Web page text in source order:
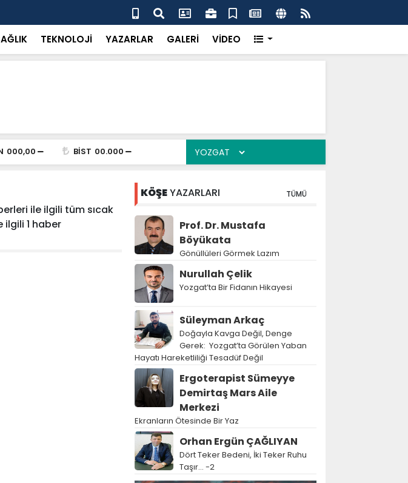
“Küçük bir dikkatsizlik büyük felakete dönüşebilir”
TEKNOLOJİ YAZARLAR GALERİ VİDEO
000,00 BİST 00.000
ile ilgili tüm sıcak
ilgili 1 haber
KÖŞEYAZARLARI TÜMÜ
Prof. Dr. Mustafa
Böyükata
Gönüllüleri Görmek Lazım
Nurullah Çelik
Yozgat’ta Bir Fidanın Hikayesi
Süleyman Arkaç
Doğayla Kavga Değil, Denge
Gerek: Yozgat’ta Görülen Yaban
Hayatı Hareketliliği Tesadüf Değil
Ergoterapist Sümeyye
Demirtaş Mars Aile
Merkezi
Ekranların Ötesinde Bir Yaz
Orhan Ergün ÇAĞLIYAN
Dört Teker Bedeni, İki Teker Ruhu
Taşır… -2